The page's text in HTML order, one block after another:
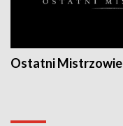
Ostatni Mistrzowie